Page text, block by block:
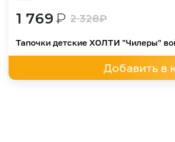
1 769₽ 2 328₽
Тапочки детские ХОЛТИ "Чилеры"
Добавить в